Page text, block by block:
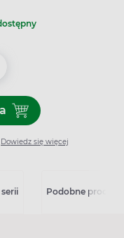
do koszyka PIC
Dowiedz się więcej
Podobne